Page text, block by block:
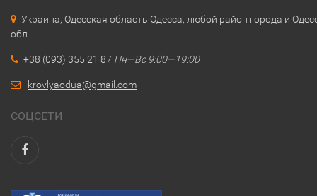
Украина, Одесская область Одесса, любой район города и
обл.
+38 (093) 355 21 87 Пн—Вс 9:00—19:00
krovlyaodua@gmail.com
СОЦСЕТИ